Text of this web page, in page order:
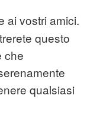
ai vostri amici.
questo
che
qualsiasi